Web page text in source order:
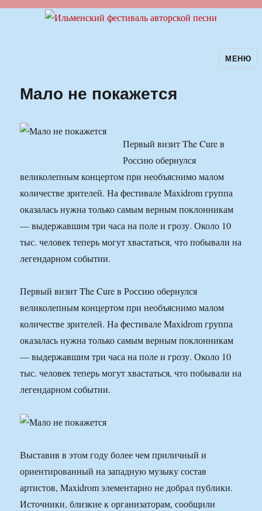
Ильменский фестиваль авторскойМЕНЮ
Мало не покажется
Первый визит The Cure в
Россию обернулся
великолепным концертом при необъяснимо малом
количестве зрителей. На фестивале Maxidrom группа
оказалась нужна только самым верным поклонникам
— выдержавшим три часа на поле и грозу. Около 10
тыс. человек теперь могут хвастаться, что побывали на
легендарном событии.
Первый визит The Cure в Россию обернулся
великолепным концертом при необъяснимо малом
количестве зрителей. На фестивале Maxidrom группа
оказалась нужна только самым верным поклонникам
— выдержавшим три часа на поле и грозу. Около 10
тыс. человек теперь могут хвастаться, что побывали на
легендарном событии.
Выставив в этом году более чем приличный и
ориентированный на западную музыку состав
артистов, Maxidrom элементарно не добрал публики.
Источники, близкие к организаторам, сообщили